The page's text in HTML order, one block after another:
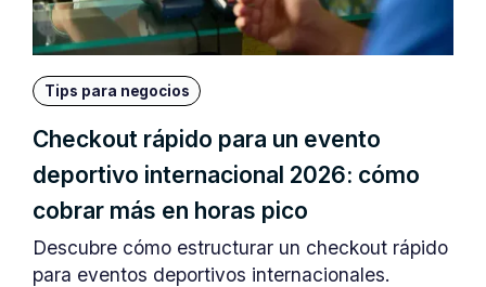
Tips para negocios
Checkout rápido para un evento
deportivo internacional 2026: cómo
cobrar más en horas pico
Descubre cómo estructurar un checkout rápido
para eventos deportivos internacionales.